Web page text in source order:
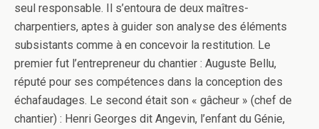
seul responsable. Il s’entoura de deux maîtres-
charpentiers, aptes à guider son analyse des éléments
subsistants comme à en concevoir la restitution. Le
premier fut l’entrepreneur du chantier : Auguste Bellu,
réputé pour ses compétences dans la conception des
échafaudages. Le second était son « gâcheur » (chef de
chantier) : Henri Georges dit Angevin, l’enfant du Génie,